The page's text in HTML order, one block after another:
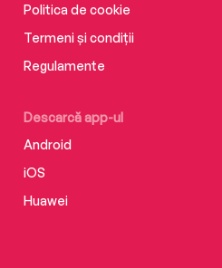
Descarcă app-ul
Android
iOS
Huawei
Politica de cookie
Termeni și condiții
Regulamente